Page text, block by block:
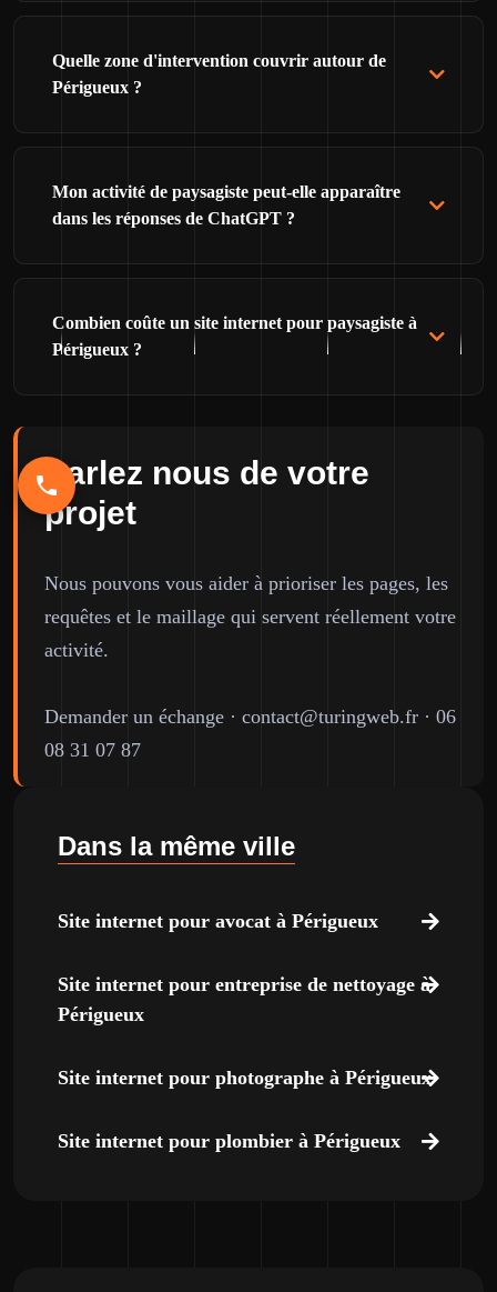
Quelle zone d'intervention couvrir autour de
Périgueux ?
Mon activité de paysagiste peut-elle apparaître
dans les réponses de ChatGPT ?
Combien coûte un site internet pour paysagiste à
Périgueux ?
Parlez nous de votre
projet
Nous pouvons vous aider à prioriser les pages, les
requêtes et le maillage qui servent réellement votre
activité.
Demander un échange · contact@turingweb.fr · 06
08 31 07 87
Dans la même ville
Site internet pour avocat à Périgueux
Site internet pour entreprise de nettoyage à
Périgueux
Site internet pour photographe à Périgueux
Site internet pour plombier à Périgueux